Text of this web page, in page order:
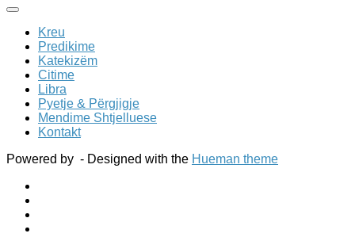
Kreu
Predikime
Katekizëm
Citime
Libra
Pyetje & Përgjigje
Mendime Shtjelluese
Kontakt
Powered by - Designed with the Hueman theme